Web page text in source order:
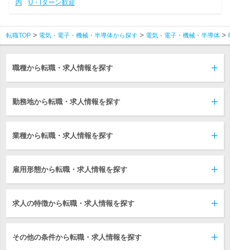
内
U・Iターン歓迎
転職TOP 電気・電子・機械・半導体から探す 電気・電子・機械・半導体
職種から転職・求人情報を探す
勤務地から転職・求人情報を探す
業種から転職・求人情報を探す
雇用形態から転職・求人情報を探す
求人の特徴から転職・求人情報を探す
その他の条件から転職・求人情報を探す